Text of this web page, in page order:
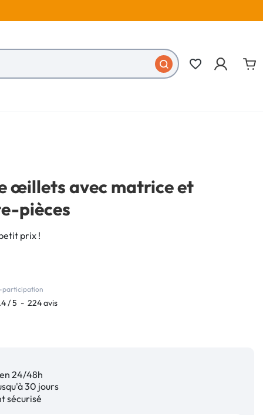
favorite_border
œillets avec matrice et
pièces
prix !
/5 - 224avis
24/48h
30 jours
sécurisé